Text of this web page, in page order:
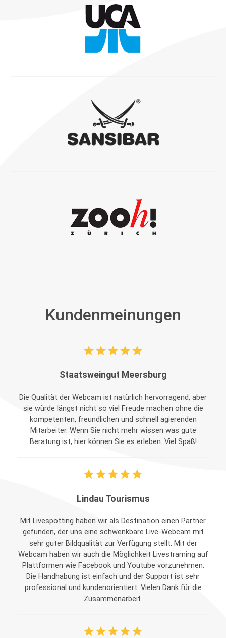
Kundenmeinungen
starstarstarstarstar
Staatsweingut Meersburg
Die Qualität der Webcam ist natürlich hervorragend, aber
sie würde längst nicht so viel Freude machen ohne die
kompetenten, freundlichen und schnell agierenden
Mitarbeiter. Wenn Sie nicht mehr wissen was gute
Beratung ist, hier können Sie es erleben. Viel Spaß!
starstarstarstarstar
Lindau Tourismus
Mit Livespotting haben wir als Destination einen Partner
gefunden, der uns eine schwenkbare Live-Webcam mit
sehr guter Bildqualität zur Verfügung stellt. Mit der
Webcam haben wir auch die Möglichkeit Livestraming auf
Plattformen wie Facebook und Youtube vorzunehmen.
Die Handhabung ist einfach und der Support ist sehr
professional und kundenorientiert. Vielen Dank für die
Zusammenarbeit.
starstarstarstarstar